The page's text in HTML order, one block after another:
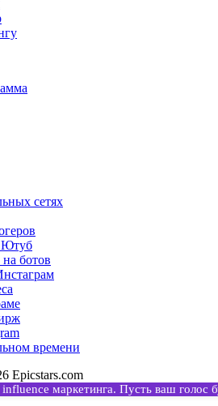
сетях
Ютуб
ботов
времени
Epicstars.com
маркетинга. Пусть ваш голос